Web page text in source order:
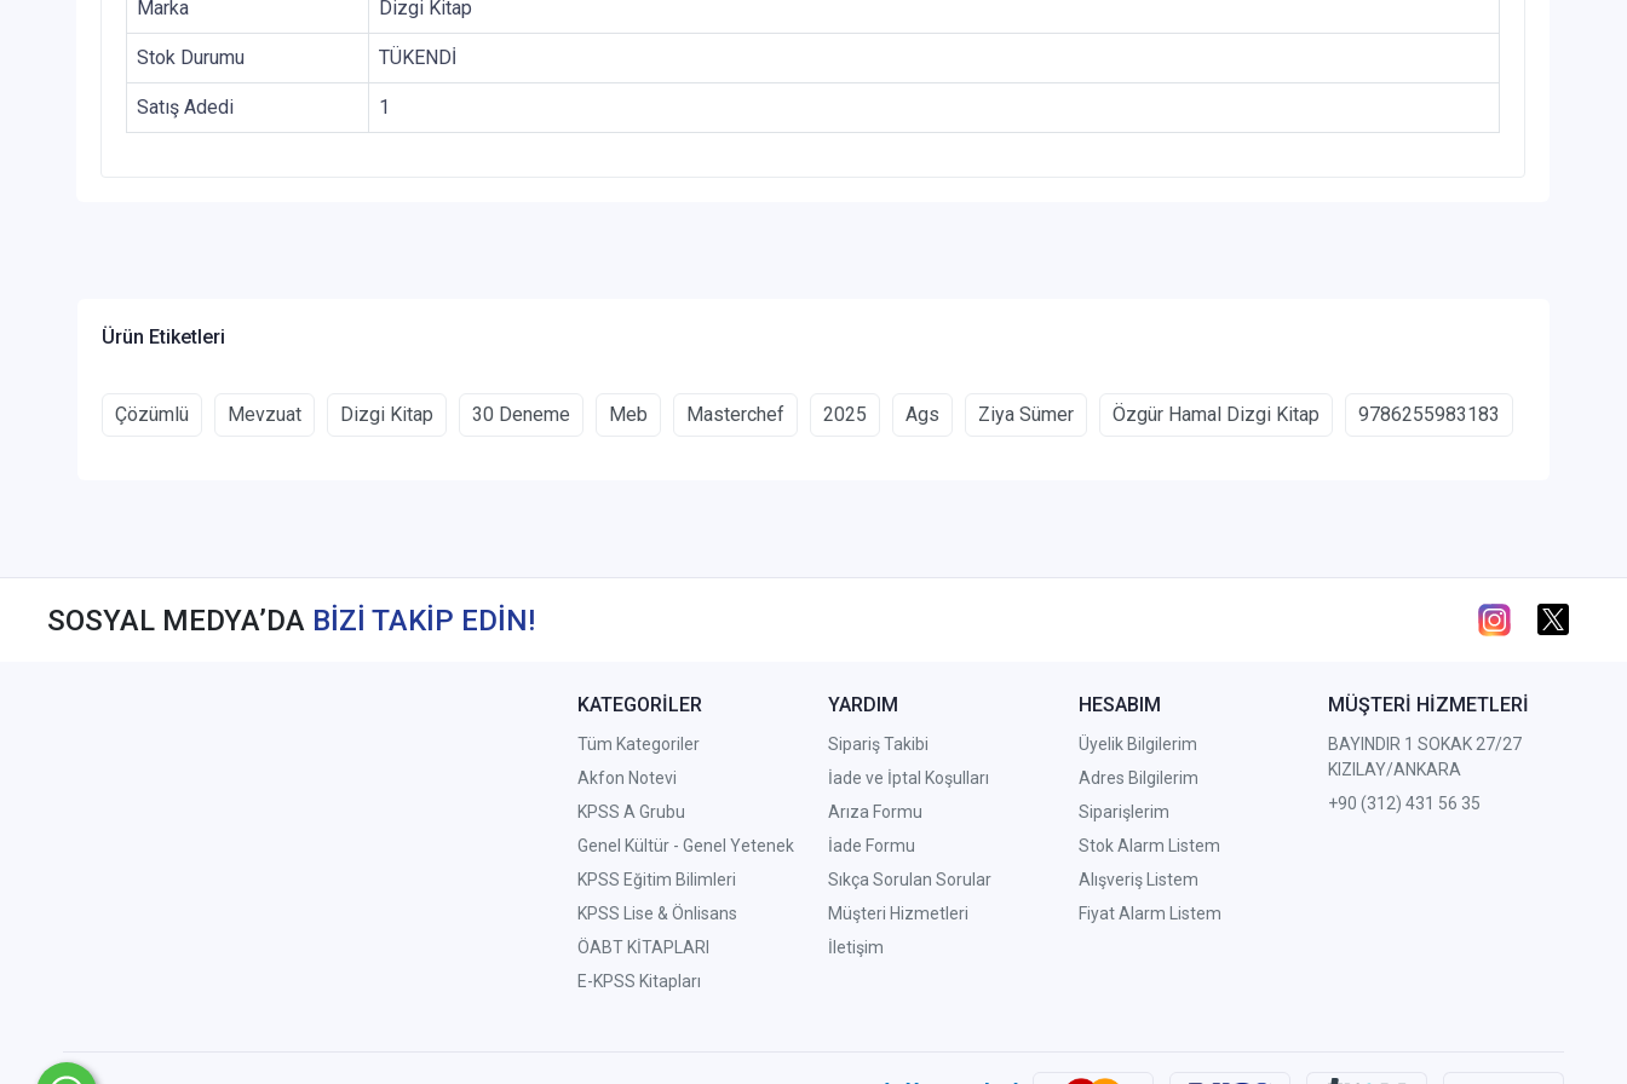
Marka Dizgi Kitap
Stok Durumu TÜKENDİ
Satış Adedi 1
Ürün Etiketleri
Çözümlü Mevzuat Dizgi Kitap 30 Deneme Meb Masterchef 2025 Ags Ziya Sümer Özgür Hamal Dizgi Kitap 9786255983183
SOSYAL MEDYA’DA BİZİ TAKİP EDİN!
KATEGORİLER
Tüm Kategoriler
Akfon Notevi
KPSS A Grubu
Genel Kültür - Genel Yetenek
KPSS Eğitim Bilimleri
KPSS Lise & Önlisans
ÖABT KİTAPLARI
E-KPSS Kitapları
YARDIM
Sipariş Takibi
İade ve İptal Koşulları
Arıza Formu
İade Formu
Sıkça Sorulan Sorular
Müşteri Hizmetleri
İletişim
HESABIM
Üyelik Bilgilerim
Adres Bilgilerim
Siparişlerim
Stok Alarm Listem
Alışveriş Listem
Fiyat Alarm Listem
MÜŞTERİ HİZMETLERİ
BAYINDIR 1 SOKAK 27/27
KIZILAY/ANKARA
+90 (312) 431 56 35